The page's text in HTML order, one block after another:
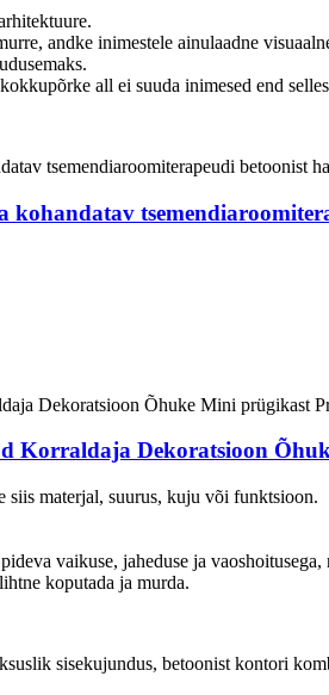
andke inimestele ainulaadne
all ei suuda inimesed end
kohandatav
Korraldaja Dekoratsioon
siis materjal, suurus, kuju või funktsioon.
vaikuse, jaheduse ja
koputada ja murda.